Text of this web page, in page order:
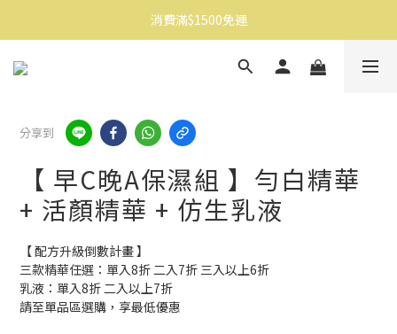
消費滿$1500免運
消費滿$1500免運
註冊會員享$100購物金
分享到
【 早C晚A保濕組 】勻白精華
+ 活顏精華 + 仿生乳液
【 配方升級倒數計畫 】
三款精華任選：單入8折 二入7折 三入以上6折
乳液：單入8折 二入以上7折
請至單品區選購，享最低優惠